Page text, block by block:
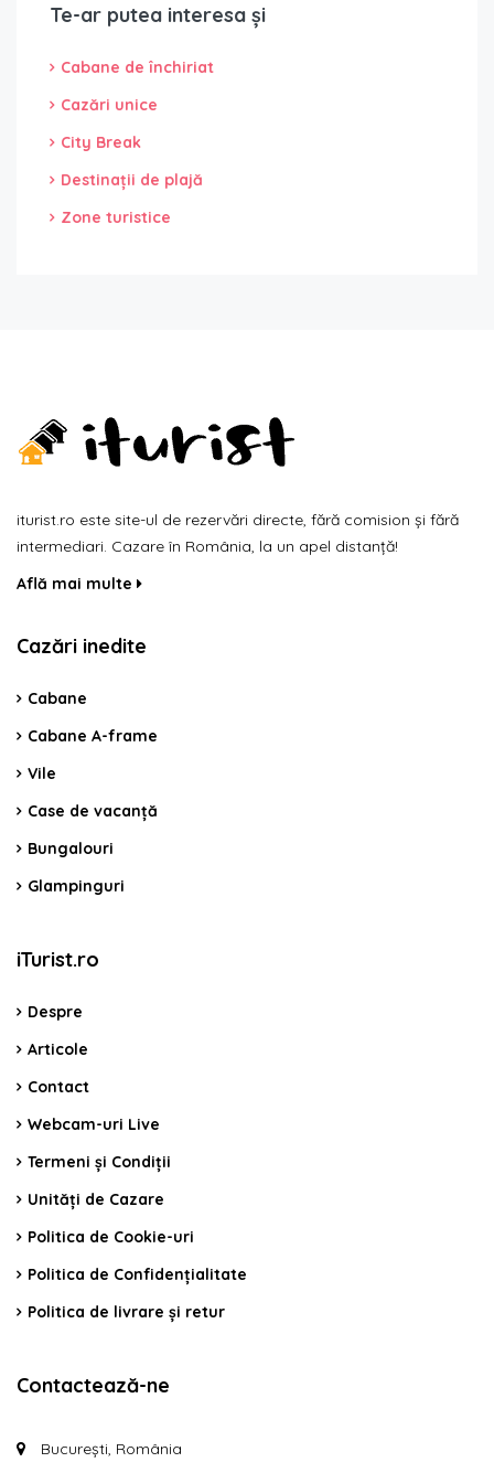
Te-ar putea interesa și
Cabane de închiriat
Cazări unice
City Break
Destinații de plajă
Zone turistice
iturist.ro este site-ul de rezervări directe, fără comision și fără
intermediari. Cazare în România, la un apel distanță!
Află mai multe
Cazări inedite
Cabane
Cabane A-frame
Vile
Case de vacanță
Bungalouri
Glampinguri
iTurist.ro
Despre
Articole
Contact
Webcam-uri Live
Termeni și Condiții
Unități de Cazare
Politica de Cookie-uri
Politica de Confidențialitate
Politica de livrare și retur
Contactează-ne
București, România